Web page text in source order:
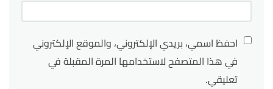
احفظ اسمي، بريدي الإلكتروني، والموقع الإلكتروني
في هذا المتصفح لاستخدامها المرة المقبلة في
تعليقي.